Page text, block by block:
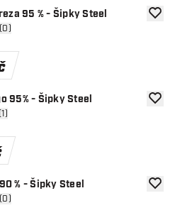
95 % - Šipky Steel
panel recenzí
95% - Šipky Steel
recenzí
% - Šipky Steel
panel recenzí